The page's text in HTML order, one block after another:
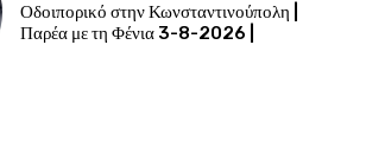
Οδοιπορικό στην Κωνσταντινούπολη |
Παρέα με τη Φένια 3-8-2026 |